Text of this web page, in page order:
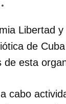
Libertad
de
de esta
cabo